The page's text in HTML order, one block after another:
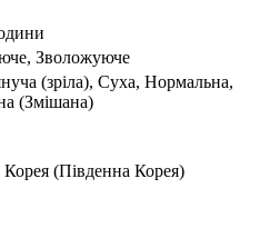
Зволожуюче
(зріла), Суха, Нормальна,
(Змішана)
Корея (Південна Корея)